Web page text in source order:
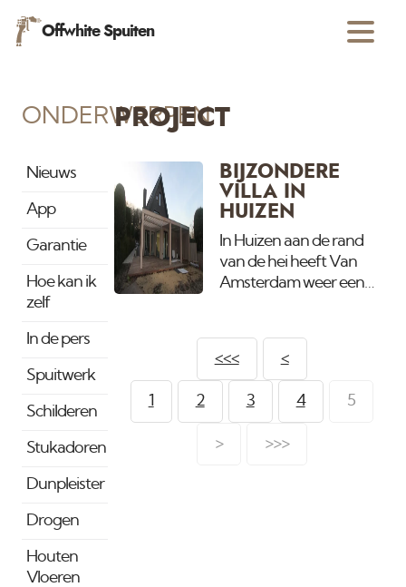
Offwhite Spuiten
ONDERWERPEN
Nieuws
App
Garantie
Hoe kan ik
zelf
In de pers
Spuitwerk
Schilderen
Stukadoren
Dunpleister
Drogen
Houten
Vloeren
PROJECT
BIJZONDERE
VILLA IN
HUIZEN
In Huizen aan de rand
van de hei heeft Van
Amsterdam weer een
onder architectuur
ontworpen en
gebouwdt. Binnenkort
volgen meer foto's van
<<< <
1 2 3 4 5
> >>>